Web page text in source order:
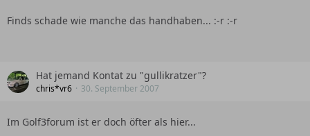
Finds schade wie manche das handhaben... :-r :-r
Hat jemand Kontat zu "gullikratzer"?
chris*vr6 30. September 2007
Im Golf3forum ist er doch öfter als hier...